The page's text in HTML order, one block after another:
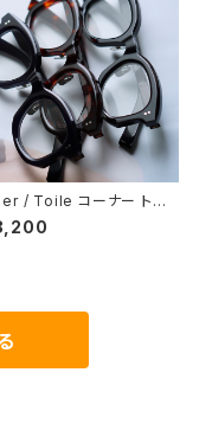
/ Toile コーナー トワ